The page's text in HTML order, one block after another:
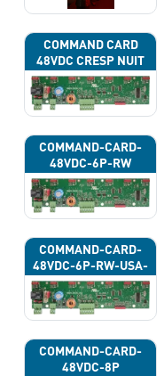
COMMAND CARD
48VDC CRESP NUIT
COMMAND-CARD-
48VDC-6P-RW
COMMAND-CARD-
48VDC-6P-RW-USA-
43H
COMMAND-CARD-
48VDC-8P